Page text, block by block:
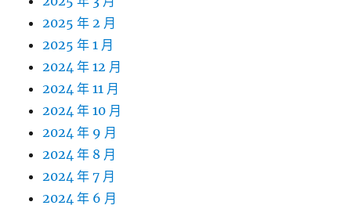
2025 年 2 月
2025 年 1 月
2024 年 12 月
2024 年 11 月
2024 年 10 月
2024 年 9 月
2024 年 8 月
2024 年 7 月
2024 年 6 月